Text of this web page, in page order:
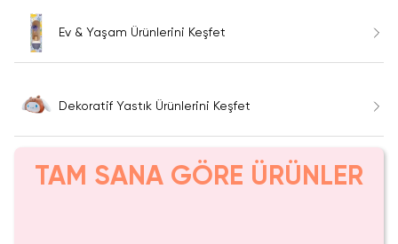
Ev & Yaşam Ürünlerini Keşfet
Dekoratif Yastık Ürünlerini Keşfet
TAM SANA GÖRE ÜRÜNLER